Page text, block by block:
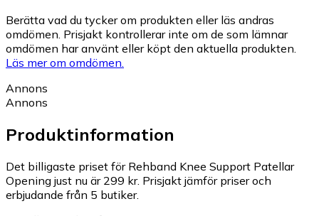
Berätta vad du tycker om produkten eller läs andras
omdömen. Prisjakt kontrollerar inte om de som lämnar
omdömen har använt eller köpt den aktuella produkten.
Läs mer om omdömen.
Annons
Annons
Produktinformation
Det billigaste priset för Rehband Knee Support Patellar
Opening just nu är 299 kr. Prisjakt jämför priser och
erbjudande från 5 butiker.